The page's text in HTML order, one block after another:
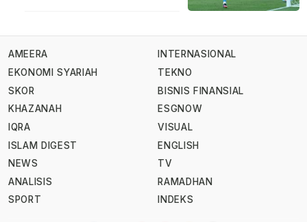
AMEERA
EKONOMI SYARIAH
SKOR
KHAZANAH
IQRA
ISLAM DIGEST
NEWS
ANALISIS
SPORT
INTERNASIONAL
TEKNO
BISNIS FINANSIAL
ESGNOW
VISUAL
ENGLISH
TV
RAMADHAN
INDEKS